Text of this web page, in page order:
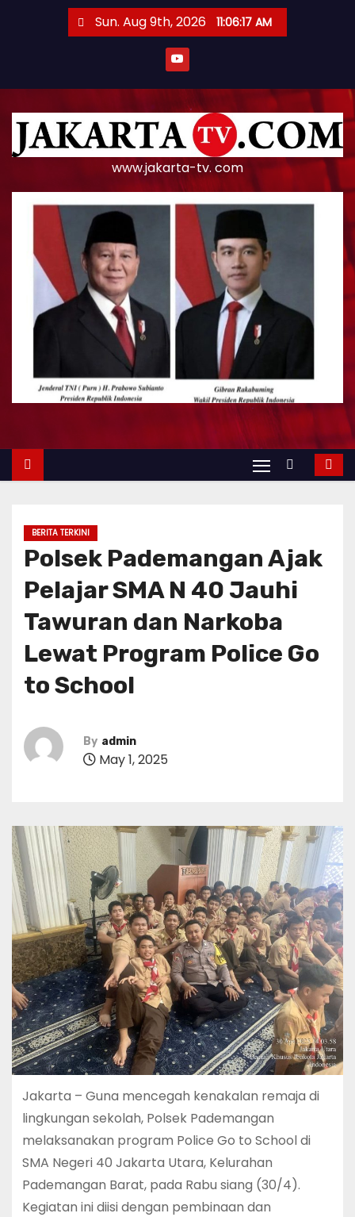
Sun. Aug 9th, 2026 11:06:17 AM
www.jakarta-tv. com
BERITA TERKINI
Polsek Pademangan Ajak
Pelajar SMA N 40 Jauhi
Tawuran dan Narkoba
Lewat Program Police Go
to School
By admin
May 1, 2025
Jakarta – Guna mencegah kenakalan remaja di
lingkungan sekolah, Polsek Pademangan
melaksanakan program Police Go to School di
SMA Negeri 40 Jakarta Utara, Kelurahan
Pademangan Barat, pada Rabu siang (30/4).
Kegiatan ini diisi dengan pembinaan dan